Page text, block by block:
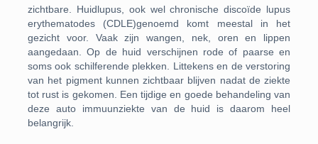
zichtbare. Huidlupus, ook wel chronische discoïde lupus
erythematodes (CDLE)genoemd komt meestal in het
gezicht voor. Vaak zijn wangen, nek, oren en lippen
aangedaan. Op de huid verschijnen rode of paarse en
soms ook schilferende plekken. Littekens en de verstoring
van het pigment kunnen zichtbaar blijven nadat de ziekte
tot rust is gekomen. Een tijdige en goede behandeling van
deze auto immuunziekte van de huid is daarom heel
belangrijk.